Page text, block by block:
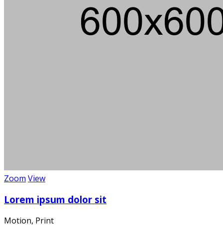
Zoom View
Lorem ipsum dolor sit
Motion, Print